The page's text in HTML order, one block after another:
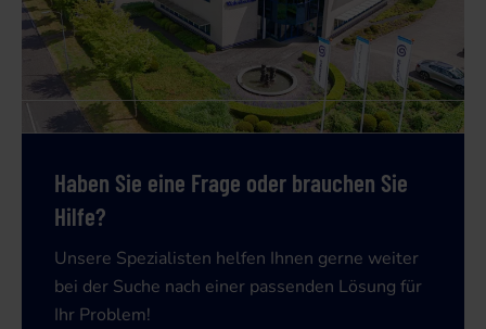
Haben Sie eine Frage oder brauchen Sie
Hilfe?
Unsere Spezialisten helfen Ihnen gerne weiter
bei der Suche nach einer passenden Lösung für
Ihr Problem!